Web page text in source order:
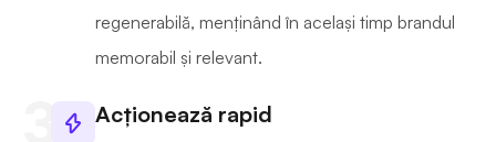
regenerabilă, menținând în același timp brandul
memorabil și relevant.
Acționează rapid